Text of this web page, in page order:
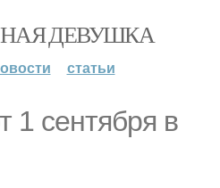
ДЕВУШКА
статьи
1 сентября в